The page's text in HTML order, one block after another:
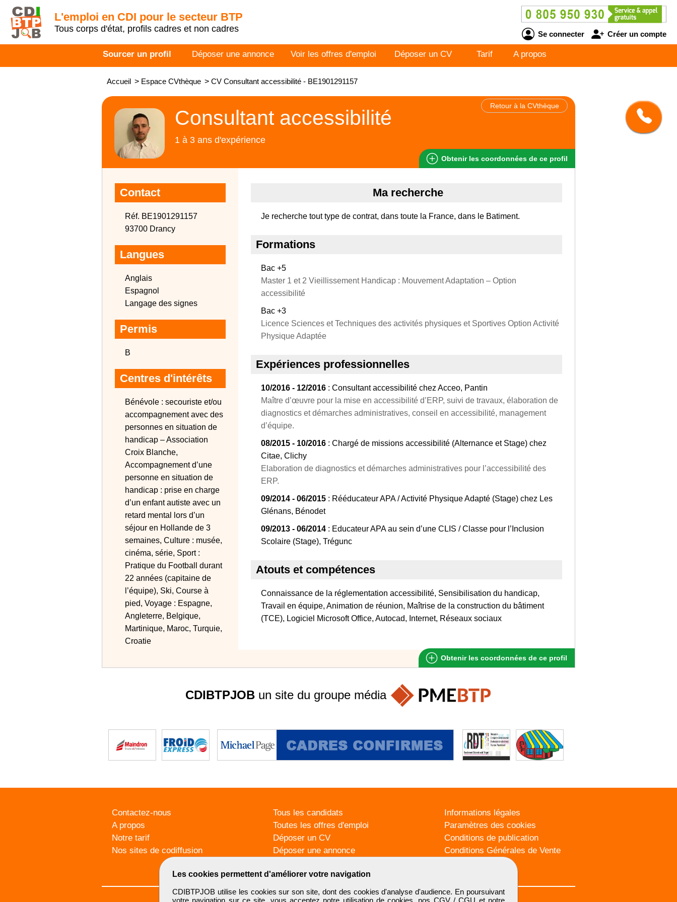
L'emploi en CDI pour le secteur BTP
Tous corps d'état, profils cadres et non cadres
Se connecter Créer un compte
Sourcer un profil Déposer une annonce Voir les offres d'emploi Déposer un CV Tarif A propos
Accueil > Espace CVthèque > CV Consultant accessibilité - BE1901291157
Retour à la CVthèque
Consultant accessibilité
1 à 3 ans d'expérience
Obtenir les coordonnées de ce profil
Contact
Réf. BE1901291157
93700 Drancy
Langues
Anglais
Espagnol
Langage des signes
Permis
B
Centres d'intérêts
Bénévole : secouriste et/ou
accompagnement avec des
personnes en situation de
handicap – Association
Croix Blanche,
Accompagnement d’une
personne en situation de
handicap : prise en charge
d’un enfant autiste avec un
retard mental lors d’un
séjour en Hollande de 3
semaines, Culture : musée,
cinéma, série, Sport :
Pratique du Football durant
22 années (capitaine de
l’équipe), Ski, Course à
pied, Voyage : Espagne,
Angleterre, Belgique,
Martinique, Maroc, Turquie,
Croatie
Ma recherche
Je recherche tout type de contrat, dans toute la France, dans le Batiment.
Formations
Bac +5
Master 1 et 2 Vieillissement Handicap : Mouvement Adaptation – Option
accessibilité
Bac +3
Licence Sciences et Techniques des activités physiques et Sportives Option Activité
Physique Adaptée
Expériences professionnelles
10/2016 - 12/2016 : Consultant accessibilité chez Acceo, Pantin
Maître d’œuvre pour la mise en accessibilité d’ERP, suivi de travaux, élaboration de
diagnostics et démarches administratives, conseil en accessibilité, management
d’équipe.
08/2015 - 10/2016 : Chargé de missions accessibilité (Alternance et Stage) chez
Citae, Clichy
Elaboration de diagnostics et démarches administratives pour l’accessibilité des
ERP.
09/2014 - 06/2015 : Rééducateur APA / Activité Physique Adapté (Stage) chez Les
Glénans, Bénodet
09/2013 - 06/2014 : Educateur APA au sein d’une CLIS / Classe pour l’Inclusion
Scolaire (Stage), Trégunc
Atouts et compétences
Connaissance de la réglementation accessibilité, Sensibilisation du handicap,
Travail en équipe, Animation de réunion, Maîtrise de la construction du bâtiment
(TCE), Logiciel Microsoft Office, Autocad, Internet, Réseaux sociaux
Obtenir les coordonnées de ce profil
Les cookies permettent d'améliorer votre navigation
CDIBTPJOB utilise les cookies sur son site, dont des cookies d'analyse d'audience. En poursuivant
votre navigation sur ce site, vous acceptez notre utilisation de cookies, nos CGV / CGU et notre
CDIBTPJOBun site du groupe média
Contactez-nous
A propos
Notre tarif
Nos sites de codiffusion
Tous les candidats
Toutes les offres d'emploi
Déposer un CV
Déposer une annonce
Informations légales
Paramètres des cookies
Conditions de publication
Conditions Générales de Vente